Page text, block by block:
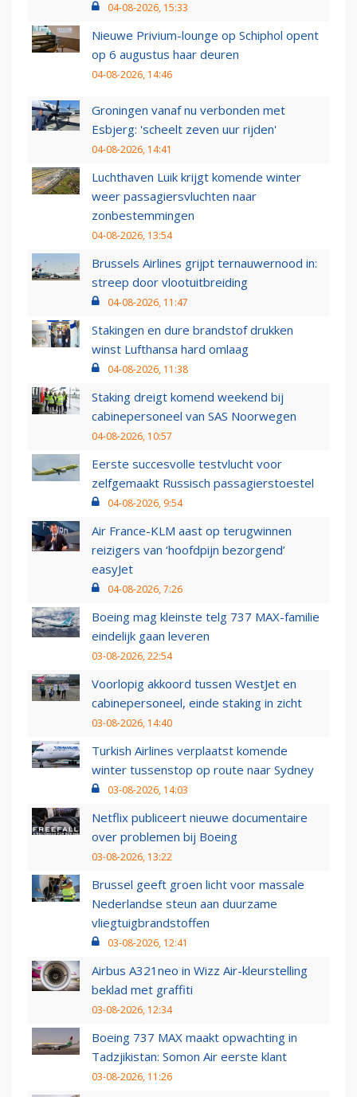
04-08-2026, 15:33
Nieuwe Privium-lounge op Schiphol opent
op 6 augustus haar deuren
04-08-2026, 14:46
Groningen vanaf nu verbonden met
Esbjerg: 'scheelt zeven uur rijden'
04-08-2026, 14:41
Luchthaven Luik krijgt komende winter
weer passagiersvluchten naar
zonbestemmingen
04-08-2026, 13:54
Brussels Airlines grijpt ternauwernood in:
streep door vlootuitbreiding
04-08-2026, 11:47
Stakingen en dure brandstof drukken
winst Lufthansa hard omlaag
04-08-2026, 11:38
Staking dreigt komend weekend bij
cabinepersoneel van SAS Noorwegen
04-08-2026, 10:57
Eerste succesvolle testvlucht voor
zelfgemaakt Russisch passagierstoestel
04-08-2026, 9:54
Air France-KLM aast op terugwinnen
reizigers van ‘hoofdpijn bezorgend’
easyJet
04-08-2026, 7:26
Boeing mag kleinste telg 737 MAX-familie
eindelijk gaan leveren
03-08-2026, 22:54
Voorlopig akkoord tussen WestJet en
cabinepersoneel, einde staking in zicht
03-08-2026, 14:40
Turkish Airlines verplaatst komende
winter tussenstop op route naar Sydney
03-08-2026, 14:03
Netflix publiceert nieuwe documentaire
over problemen bij Boeing
03-08-2026, 13:22
Brussel geeft groen licht voor massale
Nederlandse steun aan duurzame
vliegtuigbrandstoffen
03-08-2026, 12:41
Airbus A321neo in Wizz Air-kleurstelling
beklad met graffiti
03-08-2026, 12:34
Boeing 737 MAX maakt opwachting in
Tadzjikistan: Somon Air eerste klant
03-08-2026, 11:26